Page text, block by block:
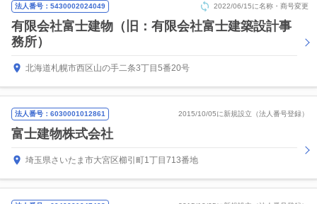
法人番号：5430002024049 2022/06/15に名称・商号変更
有限会社富士建物（旧：有限会社富士建築設計事
務所）
北海道札幌市西区山の手二条3丁目5番20号
法人番号：6030001012861 2015/10/05に新規設立（法人番号登録）
富士建物株式会社
埼玉県さいたま市大宮区櫛引町1丁目713番地